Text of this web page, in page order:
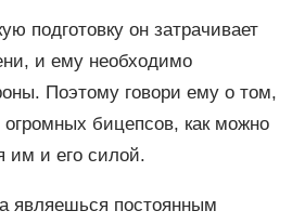
подготовку он затрачивает
и ему необходимо
Поэтому говори ему о том,
огромных бицепсов, как можно
им и его силой.
являешься постоянным